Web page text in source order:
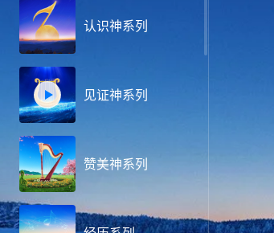
认识神系列
见证神系列
赞美神系列